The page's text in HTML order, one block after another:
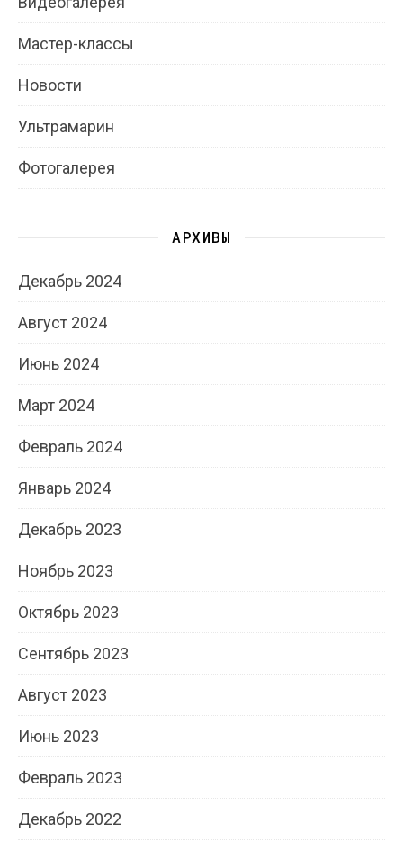
Мастер-классы
Новости
Ультрамарин
Фотогалерея
АРХИВЫ
Декабрь 2024
Август 2024
Июнь 2024
Март 2024
Февраль 2024
Январь 2024
Декабрь 2023
Ноябрь 2023
Октябрь 2023
Сентябрь 2023
Август 2023
Июнь 2023
Февраль 2023
Декабрь 2022